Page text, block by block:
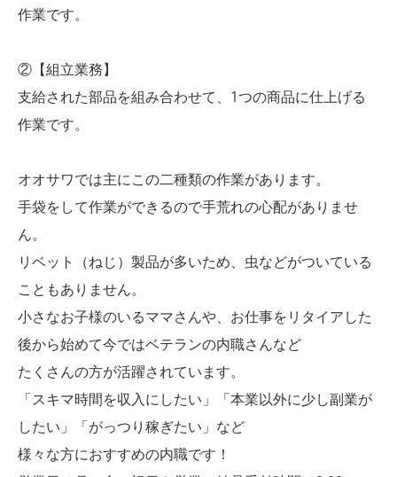
作業です。
②【組立業務】
支給された部品を組み合わせて、1つの商品に仕上げる
作業です。
オオサワでは主にこの二種類の作業があります。
手袋をして作業ができるので手荒れの心配がありませ
ん。
リベット（ねじ）製品が多いため、虫などがついている
こともありません。
小さなお子様のいるママさんや、お仕事をリタイアした
後から始めて今ではベテランの内職さんなど
たくさんの方が活躍されています。
「スキマ時間を収入にしたい」「本業以外に少し副業が
したい」「がっつり稼ぎたい」など
様々な方におすすめの内職です！